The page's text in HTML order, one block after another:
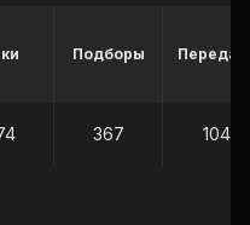
Подборы
367 104